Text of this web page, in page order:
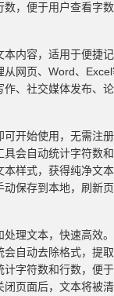
数，便于用户查看字
本内容，适用于便捷
网页、Word、
、社交媒体发布、
开始使用，无需注
会自动统计字符数
样式，获得纯净文
保存到本地，刷新
理文本，快速高效。
自动去除格式，提
字符数和行数，便
页面后，文本将被